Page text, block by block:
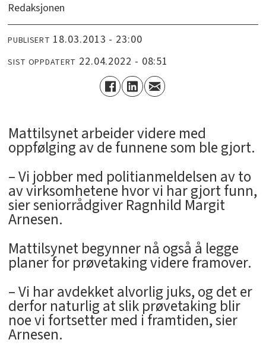
Redaksjonen
PUBLISERT 18.03.2013 - 23:00
SIST OPPDATERT 22.04.2022 - 08:51
Mattilsynet arbeider videre med
oppfølging av de funnene som ble gjort.
– Vi jobber med politianmeldelsen av to
av virksomhetene hvor vi har gjort funn,
sier seniorrådgiver Ragnhild Margit
Arnesen.
Mattilsynet begynner nå også å legge
planer for prøvetaking videre framover.
– Vi har avdekket alvorlig juks, og det er
derfor naturlig at slik prøvetaking blir
noe vi fortsetter med i framtiden, sier
Arnesen.